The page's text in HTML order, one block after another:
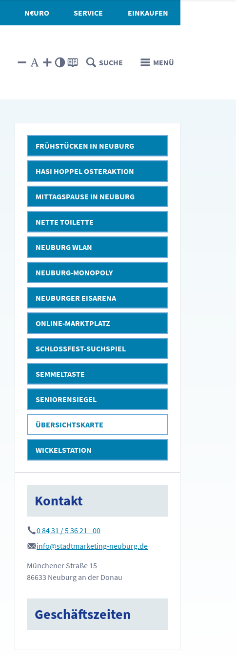
N€URO SERVICE EINKAUFEN
SUCHE MENÜ
FRÜHSTÜCKEN IN NEUBURG
HASI HOPPEL OSTERAKTION
MITTAGSPAUSE IN NEUBURG
NETTE TOILETTE
NEUBURG WLAN
NEUBURG-MONOPOLY
NEUBURGER EISARENA
ONLINE-MARKTPLATZ
SCHLOSSFEST-SUCHSPIEL
SEMMELTASTE
SENIORENSIEGEL
ÜBERSICHTSKARTE
WICKELSTATION
Kontakt
0 84 31 / 5 36 21 - 00
info@stadtmarketing-neuburg.de
Münchener Straße 15
86633 Neuburg an der Donau
Geschäftszeiten